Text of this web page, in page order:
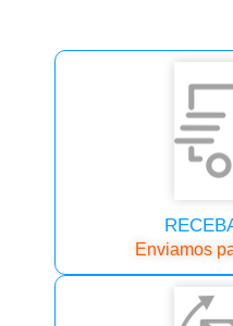
Enviamos